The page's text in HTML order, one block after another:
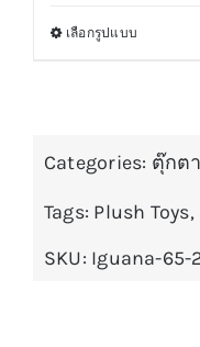
เลือกรูปแบบ
variants.
options
may
Categories: ตุ๊กต
Tags: Plush Toys,
SKU: Iguana-65-